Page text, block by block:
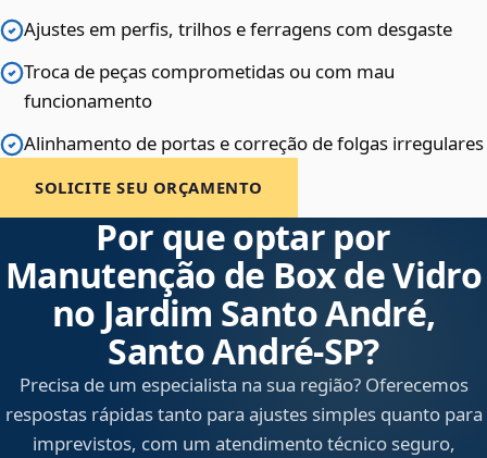
Ajustes em perfis, trilhos e ferragens com desgaste
Troca de peças comprometidas ou com mau
funcionamento
Alinhamento de portas e correção de folgas irregulares
SOLICITE SEU ORÇAMENTO
Por que optar por
Manutenção de Box de Vidro
no Jardim Santo André,
Santo André‑SP?
Precisa de um especialista na sua região? Oferecemos
respostas rápidas tanto para ajustes simples quanto para
imprevistos, com um atendimento técnico seguro,